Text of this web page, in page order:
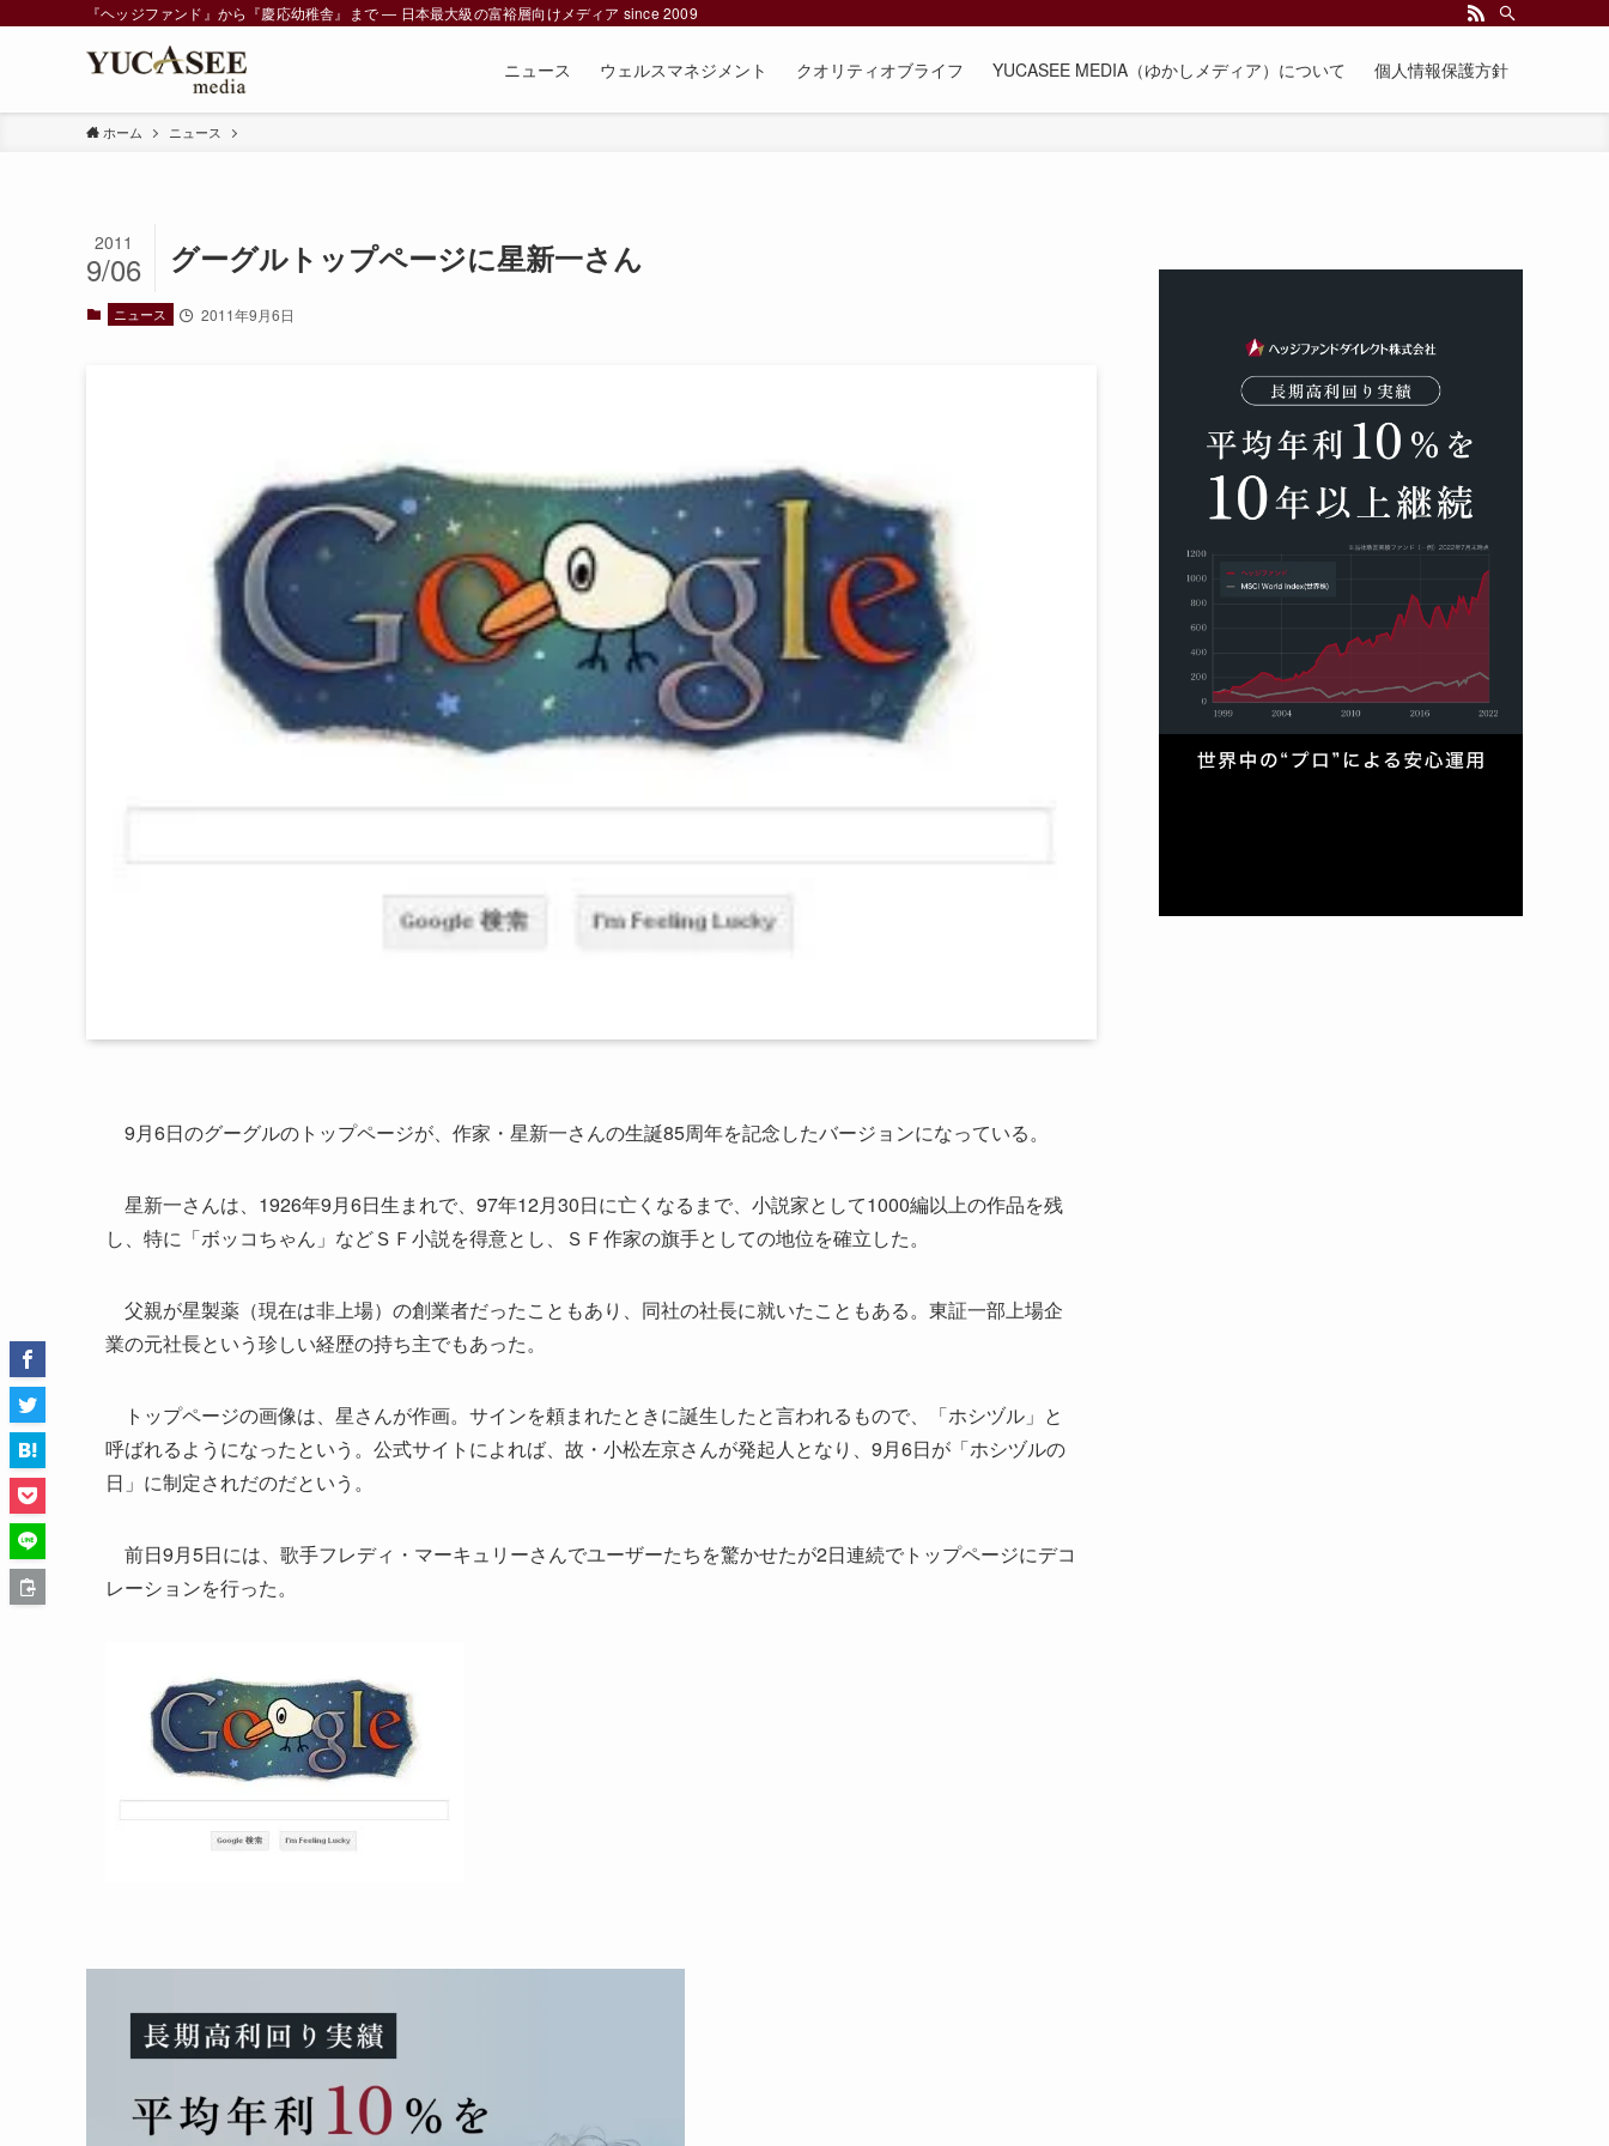
『ヘッジファンド』から『慶応幼稚舎』まで ― 日本最大級の富裕層向けメディア since 2009
ニュース ウェルスマネジメント クオリティオブライフ YUCASEE MEDIA（ゆかしメディア）について 個人情報保護方針
ホーム ニュース
グーグルトップページに星新一さん
2011
9/06
ニュース 2011年9月6日
9月6日のグーグルのトップページが、作家・星新一さんの生誕85周年を記念したバージョンになっている。
星新一さんは、1926年9月6日生まれで、97年12月30日に亡くなるまで、小説家として1000編以上の作品を残
し、特に「ボッコちゃん」などＳＦ小説を得意とし、ＳＦ作家の旗手としての地位を確立した。
父親が星製薬（現在は非上場）の創業者だったこともあり、同社の社長に就いたこともある。東証一部上場企
業の元社長という珍しい経歴の持ち主でもあった。
トップページの画像は、星さんが作画。サインを頼まれたときに誕生したと言われるもので、「ホシヅル」と
呼ばれるようになったという。公式サイトによれば、故・小松左京さんが発起人となり、9月6日が「ホシヅルの
日」に制定されだのだという。
前日9月5日には、歌手フレディ・マーキュリーさんでユーザーたちを驚かせたが2日連続でトップページにデコ
レーションを行った。